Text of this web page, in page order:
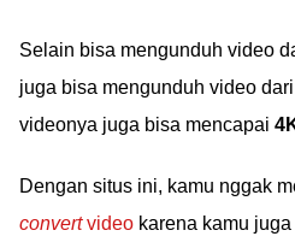
Selain bisa mengunduh video
juga bisa mengunduh video
videonya juga bisa mencapai
Dengan situs ini, kamu nggak
convertvideo karena kamu